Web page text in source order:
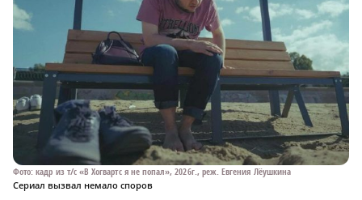
Фото: кадр из т/с «В Хогвартс я не попал», 2026г., реж. Евгения Лёушкина
Сериал вызвал немало споров